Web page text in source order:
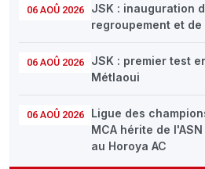
06 AOÛ 2026
JSK : inauguration
regroupement et
06 AOÛ 2026
JSK : premier test
Métlaoui
06 AOÛ 2026
Ligue des
MCA hérite de
au Horoya AC